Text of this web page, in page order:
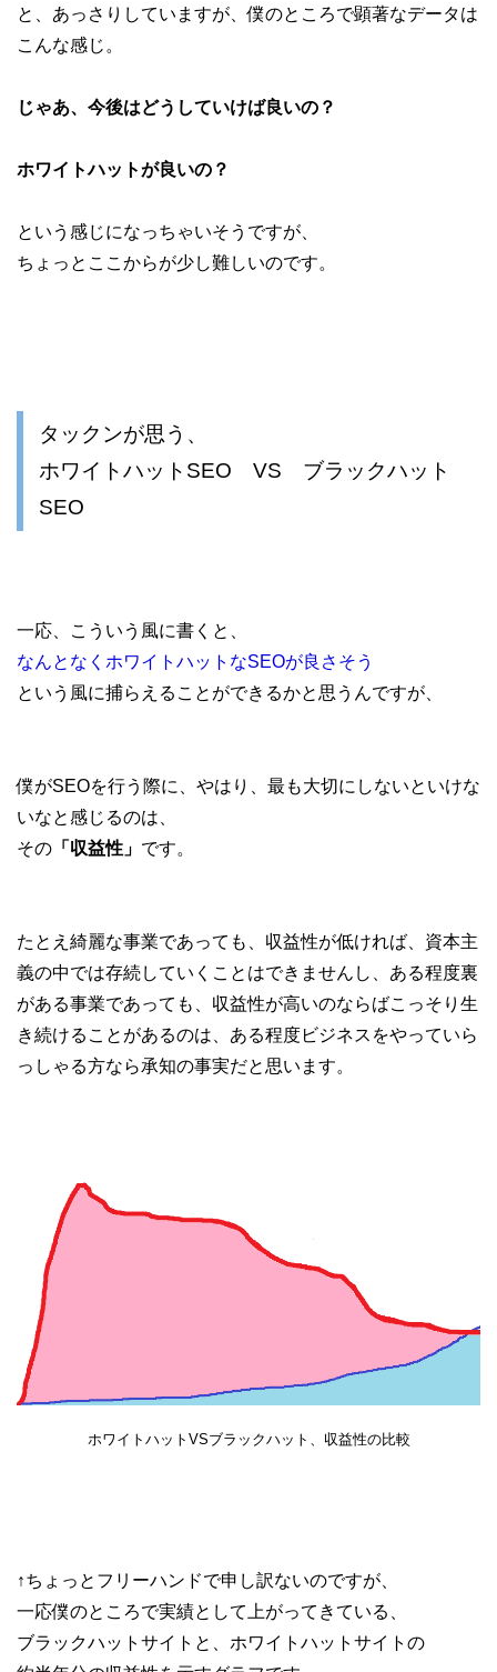
と、あっさりしていますが、僕のところで顕著なデータは
こんな感じ。
じゃあ、今後はどうしていけば良いの？
ホワイトハットが良いの？
という感じになっちゃいそうですが、
ちょっとここからが少し難しいのです。
タックンが思う、
ホワイトハットSEO VS ブラックハット
SEO
一応、こういう風に書くと、
なんとなくホワイトハットなSEOが良さそう
という風に捕らえることができるかと思うんですが、
僕がSEOを行う際に、やはり、最も大切にしないといけな
いなと感じるのは、
その 「収益性」 です。
たとえ綺麗な事業であっても、収益性が低ければ、資本主
義の中では存続していくことはできませんし、ある程度裏
がある事業であっても、収益性が高いのならばこっそり生
き続けることがあるのは、ある程度ビジネスをやっていら
っしゃる方なら承知の事実だと思います。
ホワイトハットVSブラックハット、収益性の比較
↑ちょっとフリーハンドで申し訳ないのですが、
一応僕のところで実績として上がってきている、
ブラックハットサイトと、ホワイトハットサイトの